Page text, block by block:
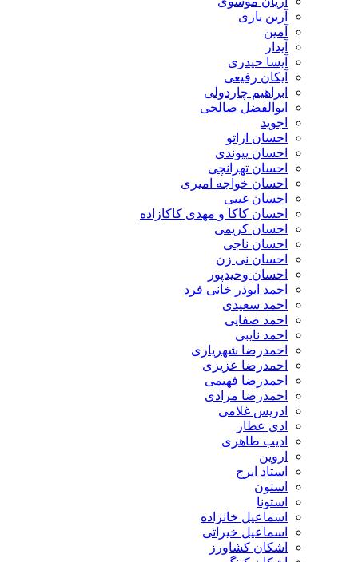
آرین یاری
آمین
آیدار
آیسا حیدری
آیکان رفیعی
ابراهیم چاردولی
ابوالفضل صالحی
اجوید
احسان اراتو
احسان پیوندی
احسان تهرانچی
احسان خواجه امیری
احسان غیبی
احسان کاکا و مهدی کاکازاده
احسان کریمی
احسان ناجی
احسان نی زن
احسان وحیدپور
احمد ابوذر خانی فرد
احمد سعیدی
احمد صفایی
احمد نایبی
احمدرضا شهریاری
احمدرضا عزیزی
احمدرضا فهیمی
احمدرضا مرادی
ادریس غلامی
ادی عطار
ادیب طاهری
اروین
استاد ایرج
استون
استونا
اسماعیل خانزاده
اسماعیل خیراتی
اشکان کشاورز